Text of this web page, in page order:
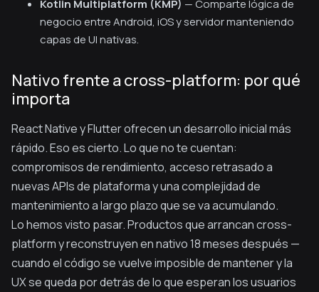
Kotlin Multiplatform (KMP) — Comparte lógica de
negocio entre Android, iOS y servidor manteniendo
capas de UI nativas.
Nativo frente a cross-platform: por qué
importa
React Native y Flutter ofrecen un desarrollo inicial más
rápido. Eso es cierto. Lo que no te cuentan:
compromisos de rendimiento, acceso retrasado a
nuevas APIs de plataforma y una complejidad de
mantenimiento a largo plazo que se va acumulando.
Lo hemos visto pasar. Productos que arrancan cross-
platform y reconstruyen en nativo 18 meses después —
cuando el código se vuelve imposible de mantener y la
UX se queda por detrás de lo que esperan los usuarios